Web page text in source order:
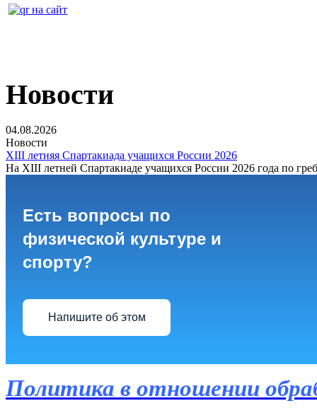
Новости
04.08.2026
Новости
XIII летняя Спартакиада учащихся России 2026
На XIII летней Спартакиаде учащихся России 2026 года по
Есть вопросы по
физической культуре и
спорту?
Напишите об этом
Политика в отношении